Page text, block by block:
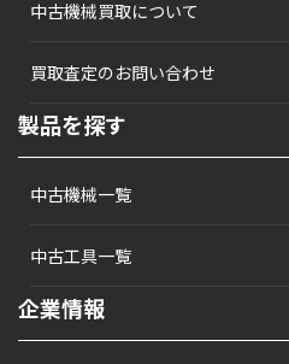
中古機械買取について
買取査定のお問い合わせ
製品を探す
中古機械一覧
中古工具一覧
企業情報